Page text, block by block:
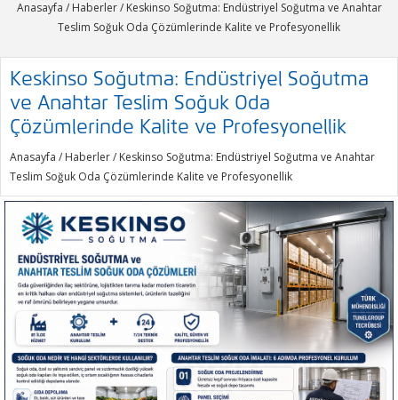
Anasayfa / Haberler/ Keskinso Soğutma: Endüstriyel Soğutma ve Anahtar
Teslim Soğuk Oda Çözümlerinde Kalite ve Profesyonellik
Keskinso Soğutma: Endüstriyel Soğutma
ve Anahtar Teslim Soğuk Oda
Çözümlerinde Kalite ve Profesyonellik
Anasayfa / Haberler/ Keskinso Soğutma: Endüstriyel Soğutma ve Anahtar
Teslim Soğuk Oda Çözümlerinde Kalite ve Profesyonellik